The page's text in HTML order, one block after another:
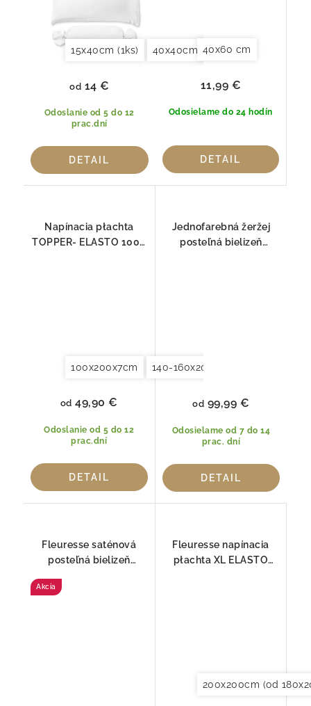
15x40cm (1ks) 40x40cm (2ks) 40x60cm (2ks)
Odoslanie od 5 do 12
prac.dní
od 14 €
DETAIL
40x60 cm
Odosielame do 24 hodín
11,99 €
DETAIL
Napínacia płachta
TOPPER- ELASTO 1000
100x200x7cm 140-160x200x7cm
Odoslanie od 5 do 12
prac.dní
od 49,90 €
DETAIL
Jednofarebná žeržej
posteľná bielizeň
Odosielame od 7 do 14
prac. dní
od 99,99 €
DETAIL
Fleuresse saténová
posteľná bielizeň
Akcia
Fleuresse napínacia
płachta XL ELASTO
200x200cm (od